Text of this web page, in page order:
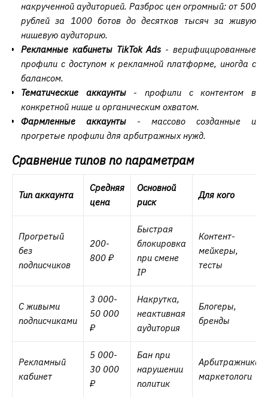
накрученной аудиторией. Разброс цен огромный: от 500
рублей за 1000 ботов до десятков тысяч за живую
нишевую аудиторию.
Рекламные кабинеты TikTok Ads - верифицированные
профили с доступом к рекламной платформе, иногда с
балансом.
Тематические аккаунты- профили с контентом в
конкретной нише и органическим охватом.
Фармленные аккаунты - массово созданные и
прогретые профили для арбитражных нужд.
Сравнение типов по параметрам
Тип аккаунта
Средняя
цена
Основной
риск
Для кого
Прогретый
без
подписчиков
200-
800 ₽
Быстрая
блокировка
при смене
IP
Контент-
мейкеры,
тесты
С живыми
подписчиками
3 000-
50 000
₽
Накрутка,
неактивная
аудитория
Блогеры,
бренды
Рекламный
кабинет
5 000-
30 000
₽
Бан при
нарушении
политик
Арбитражники,
маркетологи